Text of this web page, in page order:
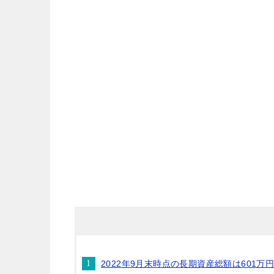
2022年9月末時点の長期資産総額は601万円